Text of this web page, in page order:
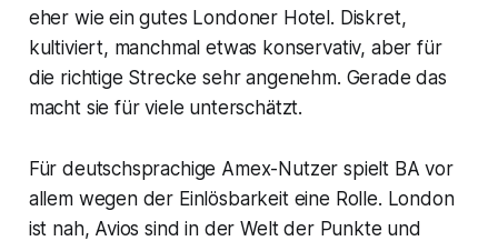
eher wie ein gutes Londoner Hotel. Diskret,
kultiviert, manchmal etwas konservativ, aber für
die richtige Strecke sehr angenehm. Gerade das
macht sie für viele unterschätzt.
Für deutschsprachige Amex-Nutzer spielt BA vor
allem wegen der Einlösbarkeit eine Rolle. London
ist nah, Avios sind in der Welt der Punkte und